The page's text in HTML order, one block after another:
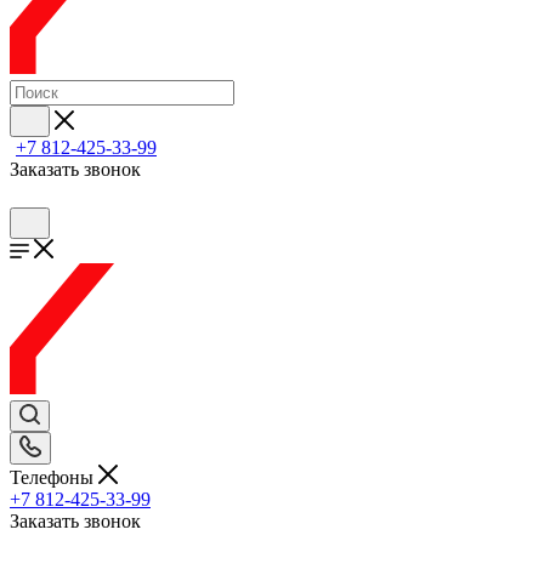
+7 812-425-33-99
Заказать звонок
Телефоны
+7 812-425-33-99
Заказать звонок